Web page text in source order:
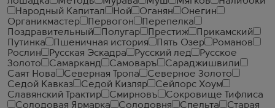
Народный Капитал
Ной Оганян
Онегин
Органикмастер
Первогон
Перепелка
Поздравительный
Полугар Престиж
Прикамский
Путинка
Пшеничная история Пять Озер
Романов
Рослин
Русская Эскадра Русский лед
Русское
Золото
Самарканд Самоваръ
Сараджишвили
Саят Нова
Северная Тропа
Северное Золото
Седой Кавказ
Седой Кизляр
Сейлорс Хоум
Славянский Трактир
Смирновъ
Сокровище Тифлиса
Солодовая Ярмарка
Солодовня Спельта
Старая